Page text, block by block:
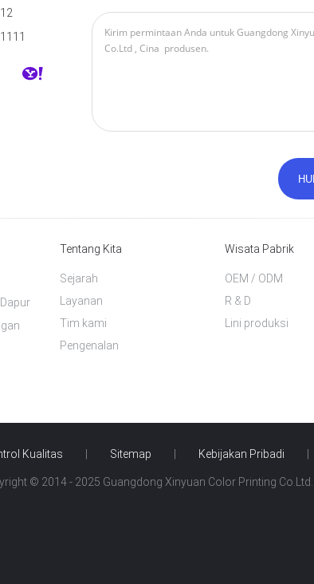
Tentang Kita
Pengenalan
Sejarah
Layanan
Tim kami
Wisata Pabrik
Lini produksi
OEM / ODM
R & D
Kualitas Sitemap Kebijakan Pribadi
© 2014 - 2025 Guangdong Xinyuan Color Printing Co.Ltd.